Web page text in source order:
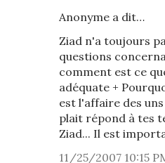
Anonyme a dit…
Ziad n'a toujours
questions
comment est ce
adéquate +
est l'affaire des
plait répond à tes
Ziad... Il est
11/25/2007 10:15